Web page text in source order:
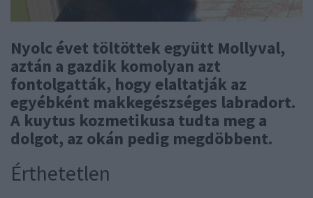
Nyolc évet töltöttek együtt Mollyval,
aztán a gazdik komolyan azt
fontolgatták, hogy elaltatják az
egyébként makkegészséges labradort.
A kuytus kozmetikusa tudta meg a
dolgot, az okán pedig megdöbbent.
Érthetetlen